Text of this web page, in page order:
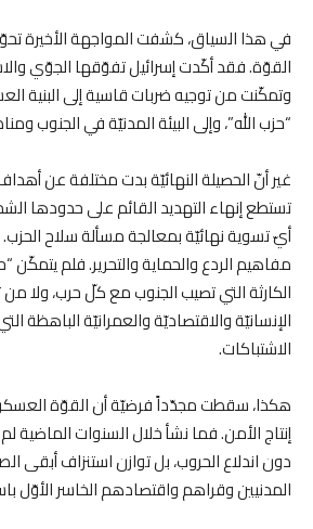
في هذا السياق، كشفت المواجهة الأخيرة
القوّة. فقد أكّدت إسرائيل تفوّقها الجوّي
وتمكّنت من توجيه ضربات قاسية إلى البنية
“حزب الله”، وإلى البيئة المدنيّة في الجنوب
غير أنّ الحصيلة النهائيّة بدت مختلفة عن
تستطع إنهاء التهديد القائم على حدودها
أيّ تسوية نهائيّة بمعالجة مسألة سلاح
مفاهيم الردع والحماية والتحرير. فلم يتمكّن
الكارثة التي تصيب الجنوب مع كلّ حرب، ولا من
الإنسانيّة والاقتصاديّة والعمرانيّة الباهظة
الاشتباكات.
هكذا، سقطت مجدّداً فرضيّة أن القوّة
إنتاج الأمن. فما نشأ خلال السنوات الماضية
دون اندلاع الحروب، بل توازن استنزاف أبقى
المدنيين وقراهم واقتصادهم الخاسر الأوّل